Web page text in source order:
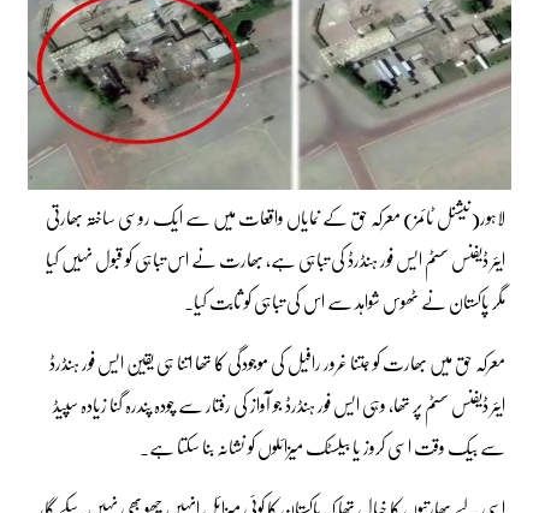
لاہور(نیشنل ٹائمز) معرکہ حق کے نمایاں واقعات میں سے ایک روسی ساختہ بھارتی
ایئر ڈیفنس سسٹم ایس فور ہنڈرڈ کی تباہی ہے، بھارت نے اس تباہی کو قبول نہیں کیا
مگر پاکستان نے ٹھوس شواہد سے اس کی تباہی کو ثابت کیا۔
معرکہ حق میں بھارت کو جتنا غرور رافیل کی موجودگی کا تھا اتنا ہی یقین ایس فور ہنڈرڈ
ایئر ڈیفنس سسٹم پر تھا، وہی ایس فور ہنڈرڈ جو آواز کی رفتار سے چودہ پندرہ گنا زیادہ سپیڈ
سے بیک وقت اسی کروز یا بیلسٹک میزائلوں کو نشانہ بنا سکتا ہے۔